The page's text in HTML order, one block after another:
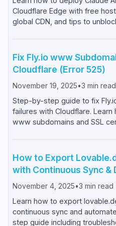
Cloudflare Edge with free
global CDN, and tips to
Fix Fly.io www
Cloudflare (Error 525)
November 19, 2025•3 min read
Step-by-step guide to fix
failures with Cloudflare.
www subdomains and SSL
How to Export
with Continuous Sync &
November 4, 2025•3 min read
Learn how to export
continuous sync and
step guide including